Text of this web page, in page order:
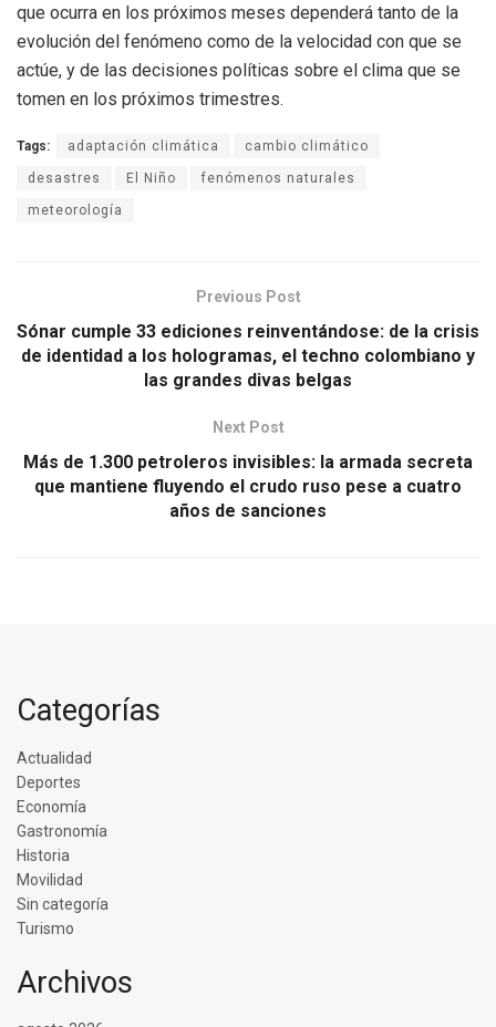
que ocurra en los próximos meses dependerá tanto de la
evolución del fenómeno como de la velocidad con que se
actúe, y de las decisiones políticas sobre el clima que se
tomen en los próximos trimestres.
Tags: adaptación climática cambio climático
desastres El Niño fenómenos naturales
meteorología
Previous Post
Sónar cumple 33 ediciones reinventándose: de la crisis
de identidad a los hologramas, el techno colombiano y
las grandes divas belgas
Next Post
Más de 1.300 petroleros invisibles: la armada secreta
que mantiene fluyendo el crudo ruso pese a cuatro
años de sanciones
Categorías
Actualidad
Deportes
Economía
Gastronomía
Historia
Movilidad
Sin categoría
Turismo
Archivos